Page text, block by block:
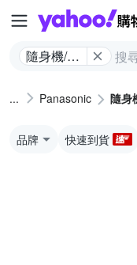
隨身機/類
Panasonic 隨身
品牌 快速到貨